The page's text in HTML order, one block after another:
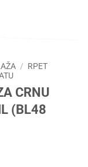
/ RPET
CRNU
(BL48